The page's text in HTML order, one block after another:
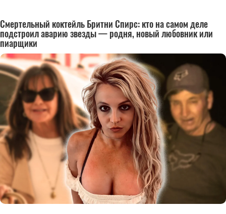
Смертельный коктейль Бритни Спирс: кто на самом деле
подстроил аварию звезды — родня, новый любовник или
пиарщики